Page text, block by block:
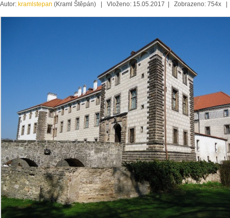
Autor: kramlstepan (Kraml Štěpán) | Vloženo: 15.05.2017 | Zobrazeno: 754x |